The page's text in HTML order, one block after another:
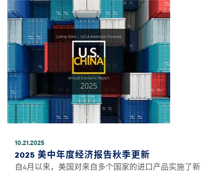
图像
10.21.2025
2025 美中年度经济报告秋季更新
自4月以来，美国对来自多个国家的进口产品实施了新